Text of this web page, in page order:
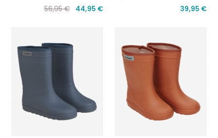
56,95 € 44,95 €
39,95 €